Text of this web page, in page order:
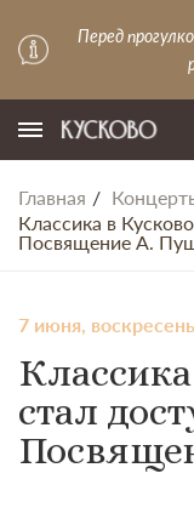
Перед
Главная
Классика в
Посвящение А.
7 июня,
стал